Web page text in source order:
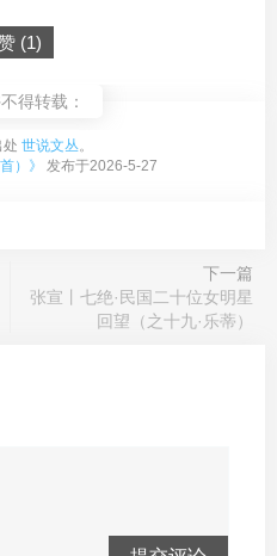
(1)
得转载：
处 世说文丛。
）》 发布于2026-5-27
下一篇
张宣丨七绝·民国二十位女明星
回望（之十九·乐蒂）